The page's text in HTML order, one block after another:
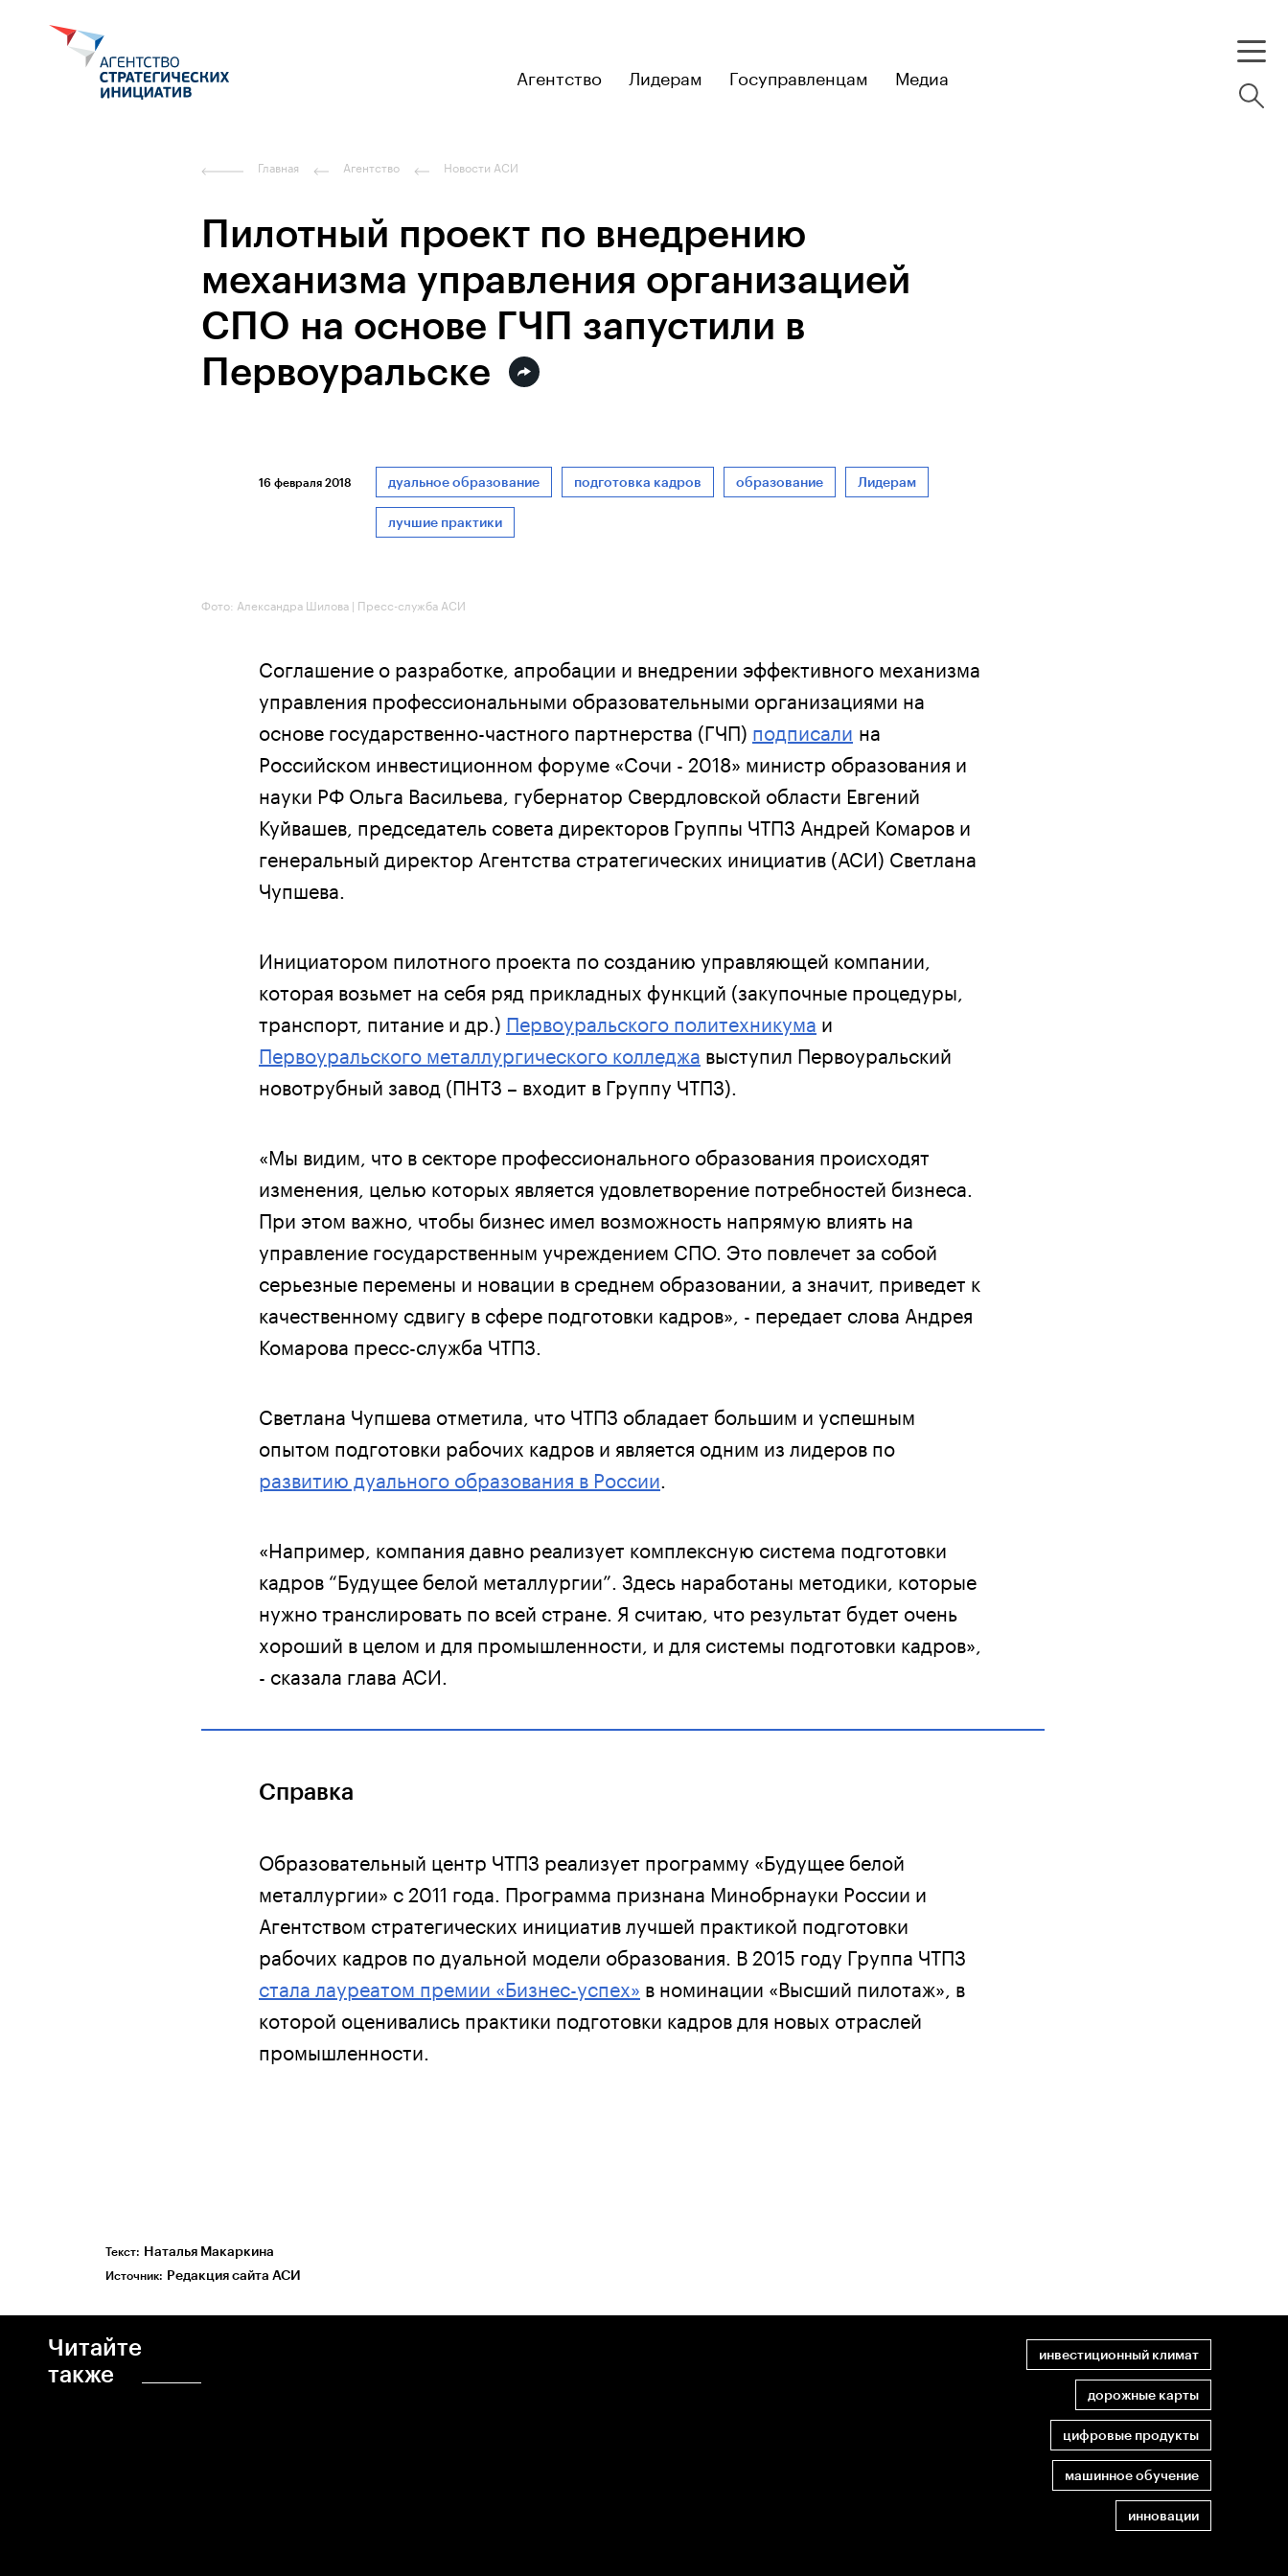
Агентство Лидерам Госуправленцам Медиа
Главная Агентство Новости АСИ
Пилотный проект по внедрению
механизма управления организацией
СПО на основе ГЧП запустили в
Первоуральске
16 февраля 2018 дуальное образование подготовка кадров образование Лидерам
лучшие практики
Фото: Александра Шилова | Пресс-служба АСИ
Соглашение о разработке, апробации и внедрении эффективного механизма
управления профессиональными образовательными организациями на
основе государственно-частного партнерства (ГЧП) подписали на
Российском инвестиционном форуме «Сочи - 2018» министр образования и
науки РФ Ольга Васильева, губернатор Свердловской области Евгений
Куйвашев, председатель совета директоров Группы ЧТПЗ Андрей Комаров и
генеральный директор Агентства стратегических инициатив (АСИ) Светлана
Чупшева.
Инициатором пилотного проекта по созданию управляющей компании,
которая возьмет на себя ряд прикладных функций (закупочные процедуры,
транспорт, питание и др.) Первоуральского политехникума и
Первоуральского металлургического колледжа выступил Первоуральский
новотрубный завод (ПНТЗ – входит в Группу ЧТПЗ).
«Мы видим, что в секторе профессионального образования происходят
изменения, целью которых является удовлетворение потребностей бизнеса.
При этом важно, чтобы бизнес имел возможность напрямую влиять на
управление государственным учреждением СПО. Это повлечет за собой
серьезные перемены и новации в среднем образовании, а значит, приведет к
качественному сдвигу в сфере подготовки кадров», - передает слова Андрея
Комарова пресс-служба ЧТПЗ.
Светлана Чупшева отметила, что ЧТПЗ обладает большим и успешным
опытом подготовки рабочих кадров и является одним из лидеров по
развитию дуального образования в России
«Например, компания давно реализует комплексную система подготовки
кадров “Будущее белой металлургии”. Здесь наработаны методики, которые
нужно транслировать по всей стране. Я считаю, что результат будет очень
хороший в целом и для промышленности, и для системы подготовки кадров»,
- сказала глава АСИ.
Справка
Образовательный центр ЧТПЗ реализует программу «Будущее белой
металлургии» с 2011 года. Программа признана Минобрнауки России и
Агентством стратегических инициатив лучшей практикой подготовки
рабочих кадров по дуальной модели образования. В 2015 году Группа ЧТПЗ
стала лауреатом премии «Бизнес-успех» в номинации «Высший пилотаж», в
которой оценивались практики подготовки кадров для новых отраслей
промышленности.
Текст: Наталья Макаркина
Источник: Редакция сайта АСИ
Читайте
также
инвестиционный климат
дорожные карты
цифровые продукты
машинное обучение
инновации